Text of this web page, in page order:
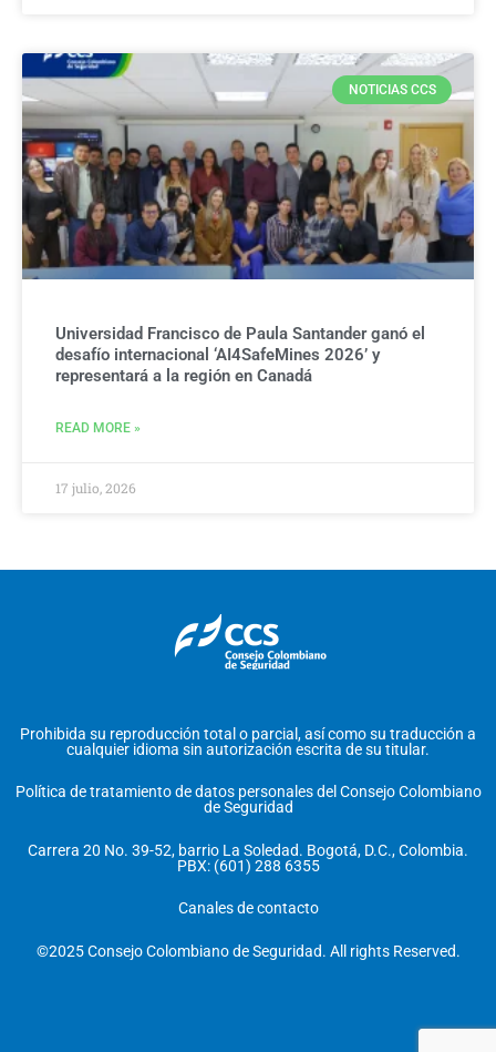
NOTICIAS CCS
Universidad Francisco de Paula Santander ganó el
desafío internacional ‘AI4SafeMines 2026’ y
representará a la región en Canadá
READ MORE »
17 julio, 2026
Prohibida su reproducción total o parcial, así como su traducción a
cualquier idioma sin autorización escrita de su titular.
Política de tratamiento de datos personales del Consejo Colombiano
de Seguridad
Carrera 20 No. 39-52, barrio La Soledad. Bogotá, D.C., Colombia.
PBX: (601) 288 6355
Canales de contacto
©2025 Consejo Colombiano de Seguridad. All rights Reserved.